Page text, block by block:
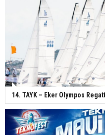
14. TAYK – Eker Olympos